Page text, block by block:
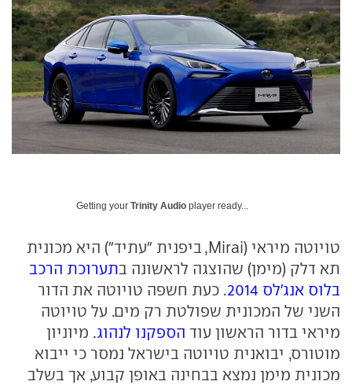
Getting your Trinity Audio player ready...
טויוטה מיראי (Mirai, ביפנית "עתיד") היא מכונית
תא דלק (מימן) שהוצגה לראשונה בתערוכת הרכב
בלוס אנג'לס 2014
. כעת חשפה טויוטה את הדור
השני של המכונית שפולטת רק מים. על טויוטה
מיראי בדור הראשון עוד הספקנו לנהוג. מיוניון
מוטורס, יבואנית טויוטה בישראל נמסר כי ייבוא
מכונית מימן נמצא בבחינה באופן קבוע, אך בשלב